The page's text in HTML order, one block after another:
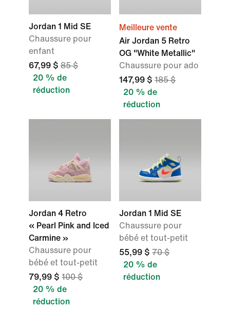
Jordan 1 Mid SE
Chaussure pour
enfant
67,99 $ 85 $
20 % de
réduction
Meilleure vente
Air Jordan 5 Retro
OG "White Metallic"
Chaussure pour ado
147,99 $ 185 $
20 % de
réduction
Jordan 4 Retro
« Pearl Pink and Iced
Carmine »
Chaussure pour
bébé et tout-petit
79,99 $ 100 $
20 % de
réduction
Jordan 1 Mid SE
Chaussure pour
bébé et tout-petit
55,99 $ 70 $
20 % de
réduction